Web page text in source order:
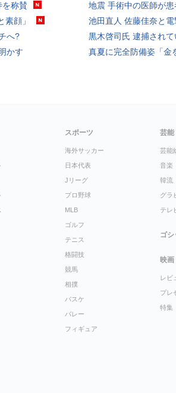
称賛
顔」
へ?
かす
地震 手術中の医師が患
池田直人 佐藤佳奈と
黒木啓司氏 逮捕され
真夏に完全防備姿「金
スポーツ
海外サッカー
日本代表
Jリーグ
プロ野球
MLB
ゴルフ
テニス
格闘技
競馬
相撲
バスケ
バレー
フィギュア
芸能
芸能
音楽
韓流
グラ
テレ
ゴシ
映画
レビ
プレ
特集